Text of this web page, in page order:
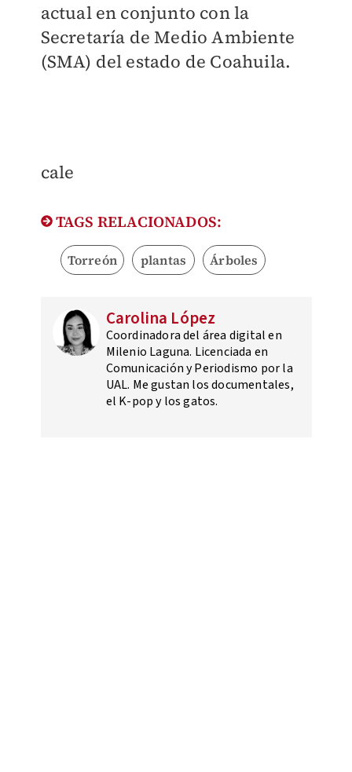
actual en conjunto con la
Secretaría de Medio Ambiente
(SMA) del estado de Coahuila.
cale
TAGS RELACIONADOS:
Torreón plantas Árboles
Carolina López
Coordinadora del área digital en
Milenio Laguna. Licenciada en
Comunicación y Periodismo por la
UAL. Me gustan los documentales,
el K-pop y los gatos.